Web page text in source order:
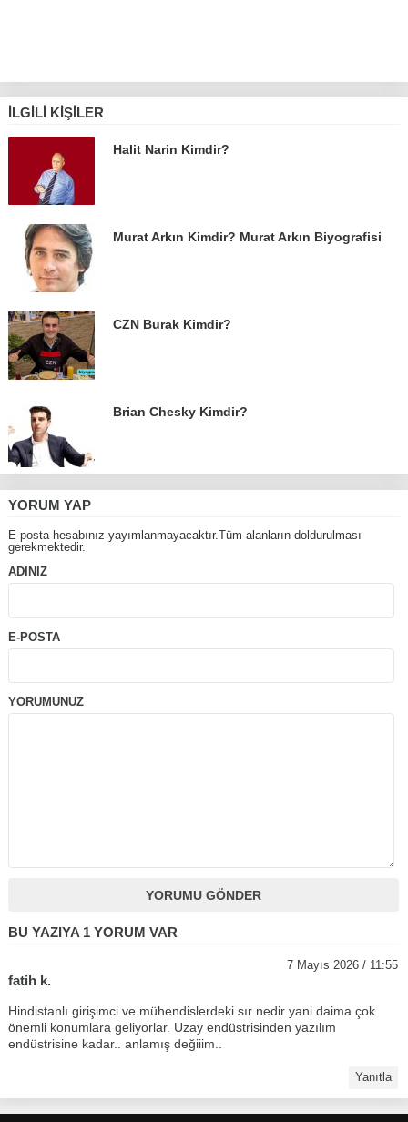
İLGILI KIŞILER
Halit Narin Kimdir?
Murat Arkın Kimdir? Murat Arkın Biyografisi
CZN Burak Kimdir?
Brian Chesky Kimdir?
YORUM YAP
E-posta hesabınız yayımlanmayacaktır.Tüm alanların doldurulması
gerekmektedir.
ADINIZ
E-POSTA
YORUMUNUZ
BU YAZIYA 1 YORUM VAR
fatih k.
7 Mayıs 2026 / 11:55
Hindistanlı girişimci ve mühendislerdeki sır nedir yani daima çok
önemli konumlara geliyorlar. Uzay endüstrisinden yazılım
endüstrisine kadar.. anlamış değiiim..
Yanıtla